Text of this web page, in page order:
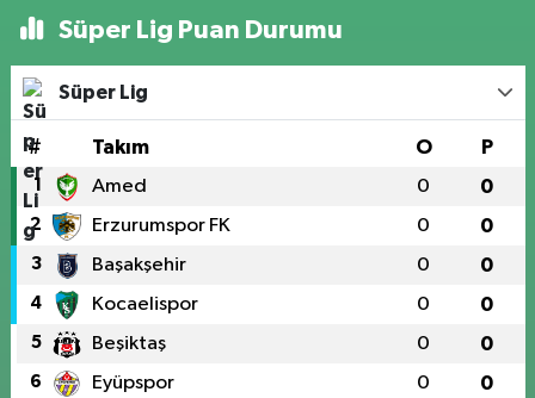
Süper Lig Puan Durumu
Süper Lig
# Takım O P
1 Amed 0 0
2 Erzurumspor FK 0 0
3 Başakşehir 0 0
4 Kocaelispor 0 0
5 Beşiktaş 0 0
6 Eyüpspor 0 0